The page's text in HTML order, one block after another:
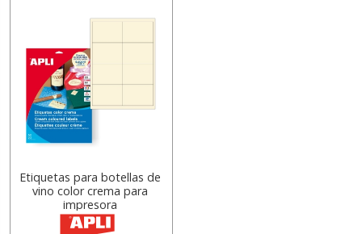
Etiquetas para botellas de
vino color crema para
impresora